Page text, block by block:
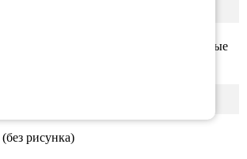
СОТЫ/РОМБ (напоминающие пчелиные
рисунка)